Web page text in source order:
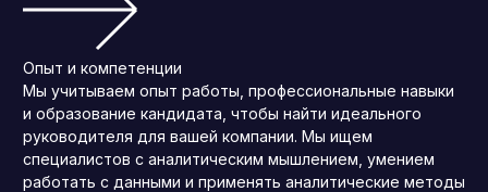
Опыт и компетенции
Мы учитываем опыт работы, профессиональные навыки
и образование кандидата, чтобы найти идеального
руководителя для вашей компании. Мы ищем
специалистов с аналитическим мышлением, умением
работать с данными и применять аналитические методы